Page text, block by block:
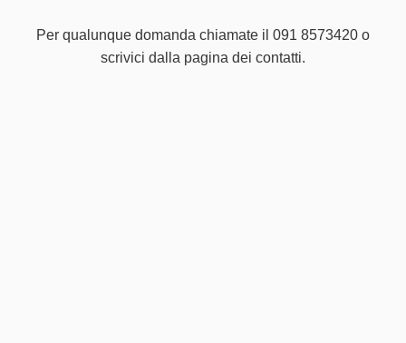
Per qualunque domanda chiamate il 091 8573420 o
scrivici dalla pagina dei contatti.